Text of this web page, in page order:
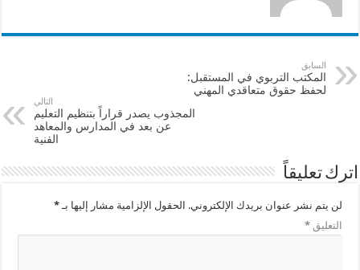
السابق
المكتب التربوي في المستقبل:
لحفظ حقوق متعاقدي المهني
التالي
المجذوب يصدر قراراً بتنظيم التعليم
عن بعد في المدارس والمعاهد
الفنية
اترك تعليقاً
لن يتم نشر عنوان بريدك الإلكتروني. الحقول الإلزامية مشار إليها بـ*
التعليق*